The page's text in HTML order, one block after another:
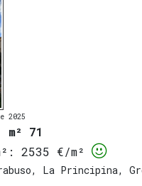
2025
m² 71
2535 €/m²
La Principina,